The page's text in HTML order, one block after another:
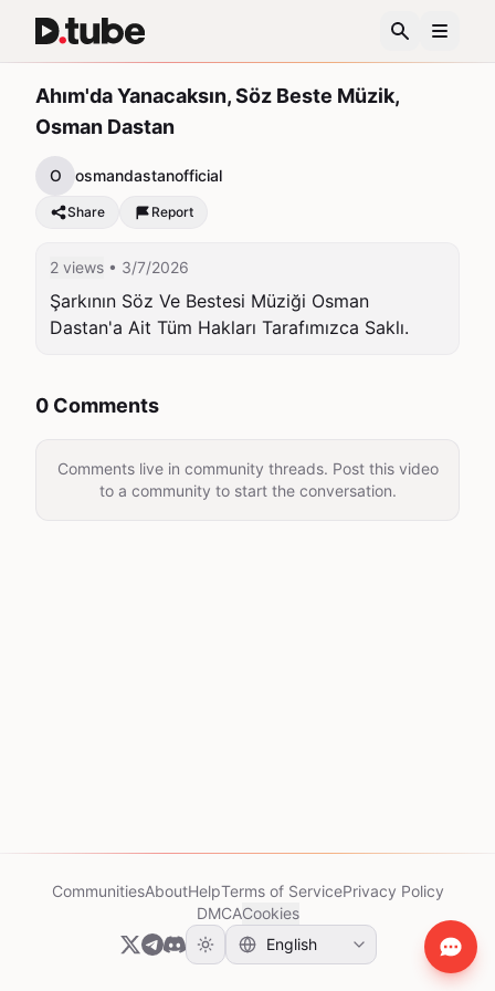
Ahım'da Yanacaksın, Söz Beste Müzik,
Osman Dastan
O osmandastanofficial
Share Report
2 views • 3/7/2026
Şarkının Söz Ve Bestesi Müziği Osman
Dastan'a Ait Tüm Hakları Tarafımızca Saklı.
0 Comments
Comments live in community threads. Post this video
to a community to start the conversation.
CommunitiesAboutHelpTerms of ServicePrivacy Policy
DMCACookies